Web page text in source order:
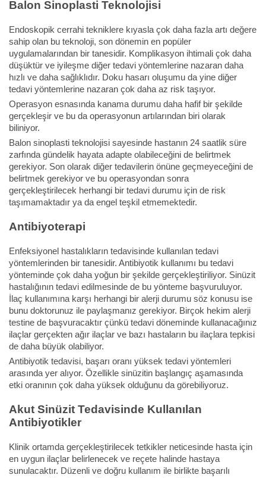
Balon Sinoplasti Teknolojisi
Endoskopik cerrahi tekniklere kıyasla çok daha fazla artı değere
sahip olan bu teknoloji, son dönemin en popüler
uygulamalarından bir tanesidir. Komplikasyon ihtimali çok daha
düşüktür ve iyileşme diğer tedavi yöntemlerine nazaran daha
hızlı ve daha sağlıklıdır. Doku hasarı oluşumu da yine diğer
tedavi yöntemlerine nazaran çok daha az risk taşıyor.
Operasyon esnasında kanama durumu daha hafif bir şekilde
gerçekleşir ve bu da operasyonun artılarından biri olarak
biliniyor.
Balon sinoplasti teknolojisi sayesinde hastanın 24 saatlik süre
zarfında gündelik hayata adapte olabileceğini de belirtmek
gerekiyor. Son olarak diğer tedavilerin önüne geçmeyeceğini de
belirtmek gerekiyor ve bu operasyondan sonra
gerçekleştirilecek herhangi bir tedavi durumu için de risk
taşımamaktadır ya da engel teşkil etmemektedir.
Antibiyoterapi
Enfeksiyonel hastalıkların tedavisinde kullanılan tedavi
yöntemlerinden bir tanesidir. Antibiyotik kullanımı bu tedavi
yönteminde çok daha yoğun bir şekilde gerçekleştiriliyor. Sinüzit
hastalığının tedavi edilmesinde de bu yönteme başvuruluyor.
İlaç kullanımına karşı herhangi bir alerji durumu söz konusu ise
bunu doktorunuz ile paylaşmanız gerekiyor. Birçok hekim alerji
testine de başvuracaktır çünkü tedavi döneminde kullanacağınız
ilaçlar gerçekten ağır ilaçlar ve bazı hastaların bu ilaçlara tepkisi
de daha büyük olabiliyor.
Antibiyotik tedavisi, başarı oranı yüksek tedavi yöntemleri
arasında yer alıyor. Özellikle sinüzitin başlangıç aşamasında
etki oranının çok daha yüksek olduğunu da görebiliyoruz.
Akut Sinüzit Tedavisinde Kullanılan
Antibiyotikler
Klinik ortamda gerçekleştirilecek tetkikler neticesinde hasta için
en uygun ilaçlar belirlenecek ve reçete halinde hastaya
sunulacaktır. Düzenli ve doğru kullanım ile birlikte başarılı